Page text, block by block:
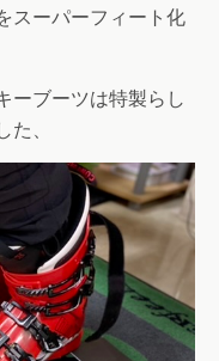
スーパーフィート化
ーブーツは特製らし
、